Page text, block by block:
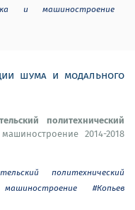
и машиностроение
шума и модального
политехнический
2014-2018
политехнический
машиностроение
#Копьев